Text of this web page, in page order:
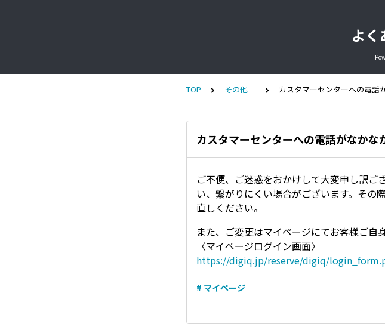
よ
TOP その他 カスタマーセンターへの電話
カスタマーセンターへの電話がなかな
ご不便、ご迷惑をおかけして大変申し訳ご
い、繋がりにくい場合がございます。その
直しください。
また、ご変更はマイページにてお客様ご自
〈マイページログイン画面〉
https://digiq.jp/reserve/digiq/
# マイページ